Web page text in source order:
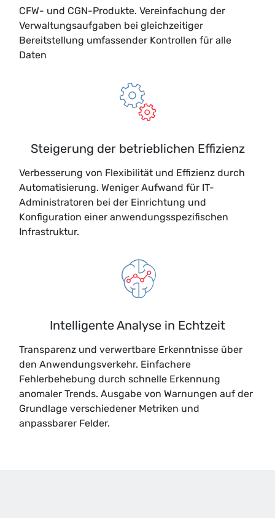
CFW- und CGN-Produkte. Vereinfachung der
Verwaltungsaufgaben bei gleichzeitiger
Bereitstellung umfassender Kontrollen für alle
Daten
Steigerung der betrieblichen Effizienz
Verbesserung von Flexibilität und Effizienz durch
Automatisierung. Weniger Aufwand für IT-
Administratoren bei der Einrichtung und
Konfiguration einer anwendungsspezifischen
Infrastruktur.
Intelligente Analyse in Echtzeit
Transparenz und verwertbare Erkenntnisse über
den Anwendungsverkehr. Einfachere
Fehlerbehebung durch schnelle Erkennung
anomaler Trends. Ausgabe von Warnungen auf der
Grundlage verschiedener Metriken und
anpassbarer Felder.